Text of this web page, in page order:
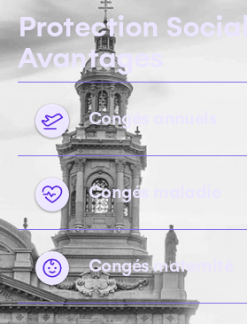
Protection
Avantages
Congés annuels
Congés maladie
Congés maternité